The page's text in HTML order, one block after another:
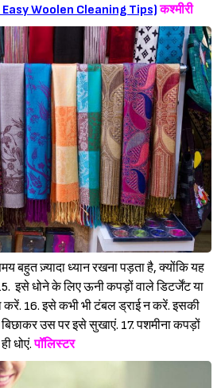
Sign in
Easy Woolen Cleaning Tips) कश्मीरी
बहुत ज़्यादा ध्यान रखना पड़ता है, क्योंकि यह
इसे धोने के लिए ऊनी कपड़ों वाले डिटर्जेंट या
करें. 16. इसे कभी भी टंबल ड्राई न करें. इसकी
उस पर इसे सुखाएं. 17. पशमीना कपड़ों
धोएं.पॉलिस्टर